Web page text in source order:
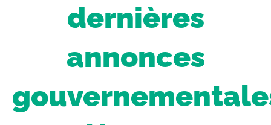
dernières
annonces